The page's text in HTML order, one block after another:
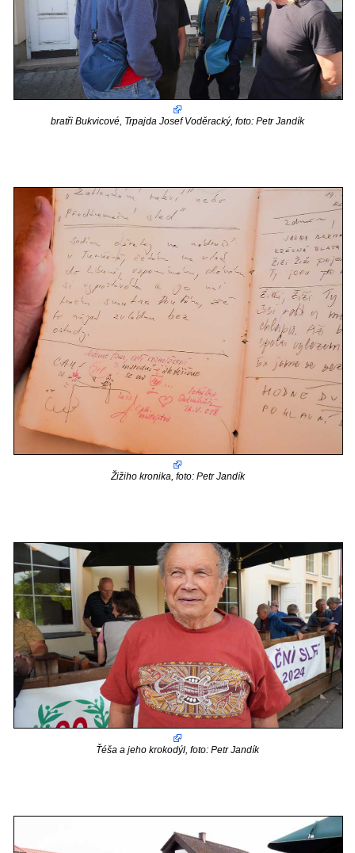
bratři Bukvicové, Trpajda Josef Voděracký, foto: Petr Jandík
Žižiho kronika, foto: Petr Jandík
Ťéša a jeho krokodýl, foto: Petr Jandík